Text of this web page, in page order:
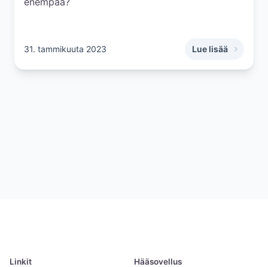
31. tammikuuta 2023 Lue lisää
,9 faktaa
Linkit Hääsovellus